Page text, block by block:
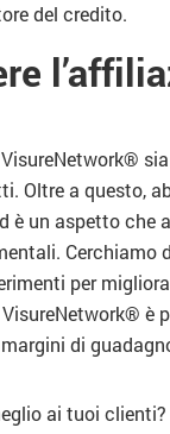
del credito.
Oltre a questo,
un aspetto che
Cerchiamo
per
è
di
ai tuoi clienti?